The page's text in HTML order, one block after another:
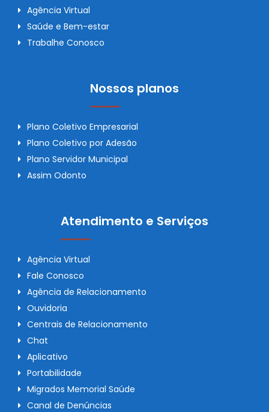
Agência Virtual
Saúde e Bem-estar
Trabalhe Conosco
Nossos planos
Plano Coletivo Empresarial
Plano Coletivo por Adesão
Plano Servidor Municipal
Assim Odonto
Atendimento e Serviços
Agência Virtual
Fale Conosco
Agência de Relacionamento
Ouvidoria
Centrais de Relacionamento
Chat
Aplicativo
Portabilidade
Migrados Memorial Saúde
Canal de Denúncias